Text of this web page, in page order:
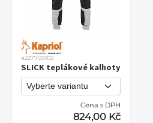
4227700102
SLICK teplákové kalhoty
Cena s DPH
824,00 Kč